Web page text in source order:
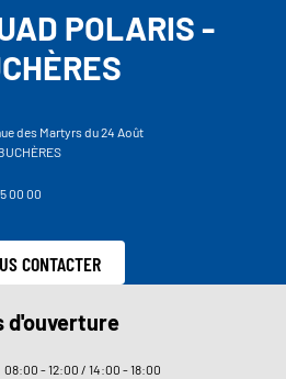
POLARIS -
des Martyrs du 24 Août
00 00
CONTACTER
d'ouverture
08:00 - 12:00 / 14:00 - 18:00